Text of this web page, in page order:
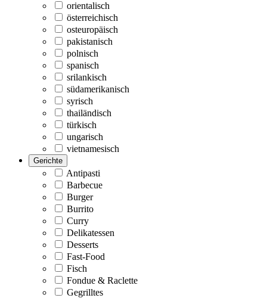
orientalisch
österreichisch
osteuropäisch
pakistanisch
polnisch
spanisch
srilankisch
südamerikanisch
syrisch
thailändisch
türkisch
ungarisch
vietnamesisch
Gerichte
Antipasti
Barbecue
Burger
Burrito
Curry
Delikatessen
Desserts
Fast-Food
Fisch
Fondue & Raclette
Gegrilltes